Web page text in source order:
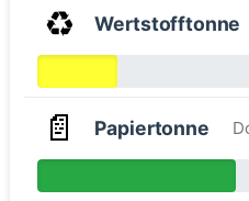
♻️ Wertstofftonne
📄 Papiertonne